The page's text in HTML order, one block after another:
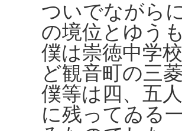
ついでながら
の境位とゆう
僕は崇徳中学
ど観音町の三
僕等は四、五
に残ってゐる